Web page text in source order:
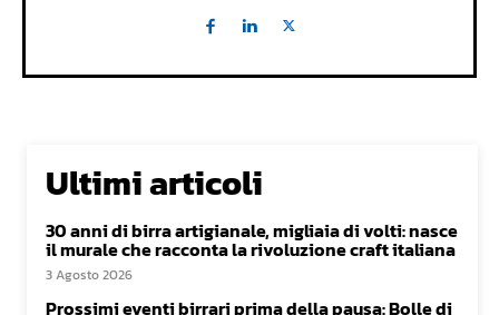
Ultimi articoli
30 anni di birra artigianale, migliaia di volti: nasce
il murale che racconta la rivoluzione craft italiana
3 Agosto 2026
Prossimi eventi birrari prima della pausa: Bolle di